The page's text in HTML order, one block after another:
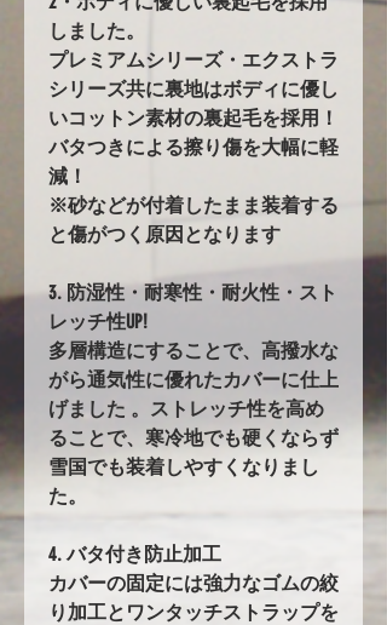
しました。
プレミアムシリーズ・エクストラ
シリーズ共に裏地はボディに優し
いコットン素材の裏起毛を採用！
バタつきによる擦り傷を大幅に軽
減！
※砂などが付着したまま装着する
と傷がつく原因となります
3. 防湿性・耐寒性・耐火性・スト
レッチ性UP!
多層構造にすることで、高撥水な
がら通気性に優れたカバーに仕上
げました 。ストレッチ性を高め
ることで、寒冷地でも硬くならず
雪国でも装着しやすくなりまし
た。
4. バタ付き防止加工
カバーの固定には強力なゴムの絞
り加工とワンタッチストラップを